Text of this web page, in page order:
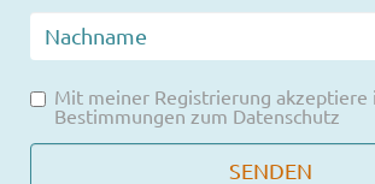
Mit meiner Registrierung akzeptiere
Bestimmungen zum Datenschutz